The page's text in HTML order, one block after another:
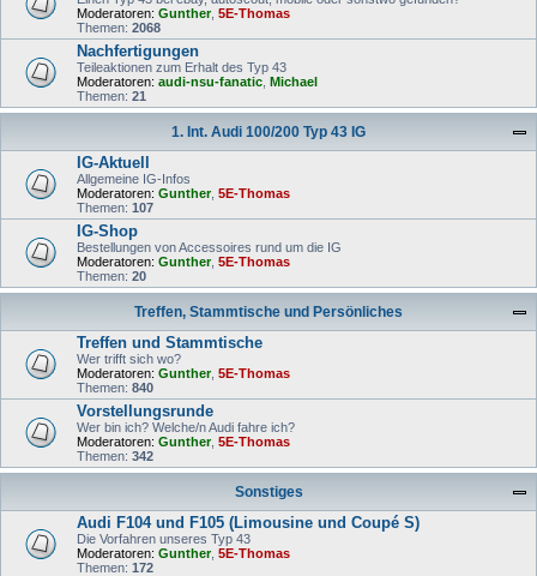
Moderatoren: Gunther, 5E-Thomas
Themen: 2068
Nachfertigungen
Teileaktionen zum Erhalt des Typ 43
Moderatoren: audi-nsu-fanatic Michael
Themen: 21
1. Int. Audi 100/200 Typ 43 IG
IG-Aktuell
Allgemeine IG-Infos
Moderatoren: Gunther, 5E-Thomas
Themen: 107
IG-Shop
Bestellungen von Accessoires rund um die IG
Moderatoren: Gunther, 5E-Thomas
Themen: 20
Treffen, Stammtische und Persönliches
Treffen und Stammtische
Wer trifft sich wo?
Moderatoren: Gunther, 5E-Thomas
Themen: 840
Vorstellungsrunde
Wer bin ich? Welche/n Audi fahre ich?
Moderatoren: Gunther, 5E-Thomas
Themen: 342
Sonstiges
Audi F104 und F105 (Limousine und Coupé S)
Die Vorfahren unseres Typ 43
Moderatoren: Gunther, 5E-Thomas
Themen: 172